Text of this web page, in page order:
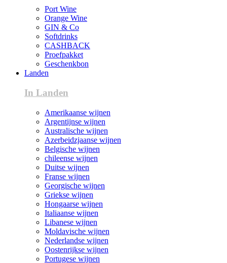
Port Wine
Orange Wine
GIN & Co
Softdrinks
CASHBACK
Proefpakket
Geschenkbon
Landen
In Landen
Amerikaanse wijnen
Argentijnse wijnen
Australische wijnen
Azerbeidzjaanse wijnen
Belgische wijnen
chileense wijnen
Duitse wijnen
Franse wijnen
Georgische wijnen
Griekse wijnen
Hongaarse wijnen
Italiaanse wijnen
Libanese wijnen
Moldavische wijnen
Nederlandse wijnen
Oostenrijkse wijnen
Portugese wijnen